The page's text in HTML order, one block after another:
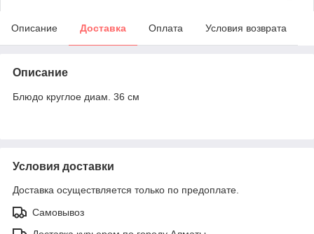
Описание Доставка Оплата Условия возврата
Описание
Блюдо круглое диам. 36 см
Условия доставки
Доставка осуществляется только по предоплате.
Самовывоз